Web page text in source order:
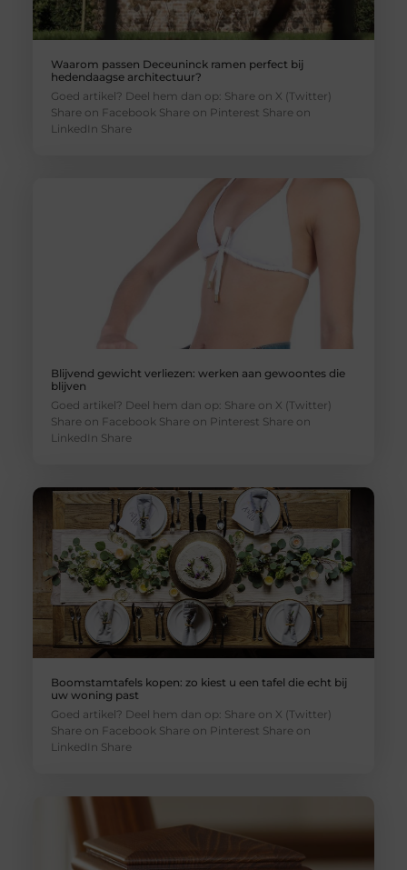
Waarom passen Deceuninck ramen perfect bij
hedendaagse architectuur?
Goed artikel? Deel hem dan op: Share on X (Twitter)
Share on Facebook Share on Pinterest Share on
LinkedIn Share
Blijvend gewicht verliezen: werken aan gewoontes die
blijven
Goed artikel? Deel hem dan op: Share on X (Twitter)
Share on Facebook Share on Pinterest Share on
LinkedIn Share
Boomstamtafels kopen: zo kiest u een tafel die echt bij
uw woning past
Goed artikel? Deel hem dan op: Share on X (Twitter)
Share on Facebook Share on Pinterest Share on
LinkedIn Share